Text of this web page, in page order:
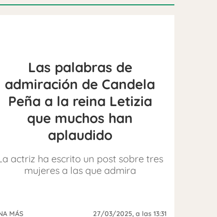
Las palabras de
admiración de Candela
Peña a la reina Letizia
que muchos han
aplaudido
actriz ha escrito un post sobre tres
mujeres a las que admira
MÁS 27/03/2025, a las 13:31